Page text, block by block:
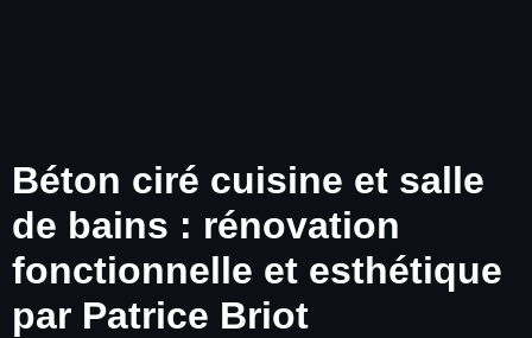
Béton ciré cuisine et salle
de bains : rénovation
fonctionnelle et esthétique
par Patrice Briot